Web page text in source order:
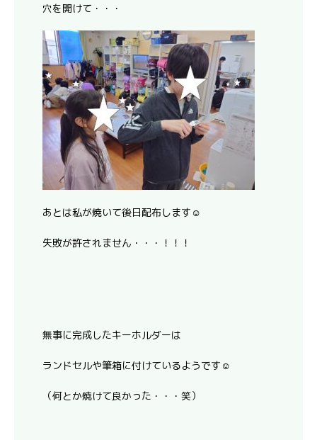
穴を開けて・・・
あとは私が焼いて後日配布します☺
失敗が許されません・・・！！！
無事に完成したキーホルダーは
ランドセルや筆箱に付けているようです☺
（何とか焼けて良かった・・・笑）